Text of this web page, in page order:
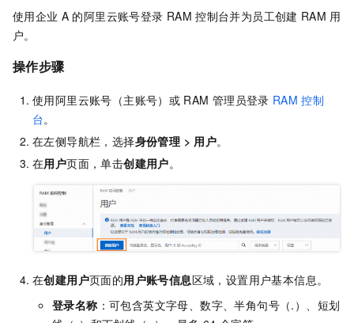
使用企业 A 的阿里云账号登录 RAM 控制台并为员工创建 RAM 用
户。
操作步骤
使用阿里云账号（主账号）或 RAM 管理员登录 RAM 控制
台。
在左侧导航栏，选择身份管理 > 用户。
在用户页面，单击创建用户。
在创建用户页面的用户账号信息区域，设置用户基本信息。
登录名称 ：可包含英文字母、数字、半角句号（.）、短划